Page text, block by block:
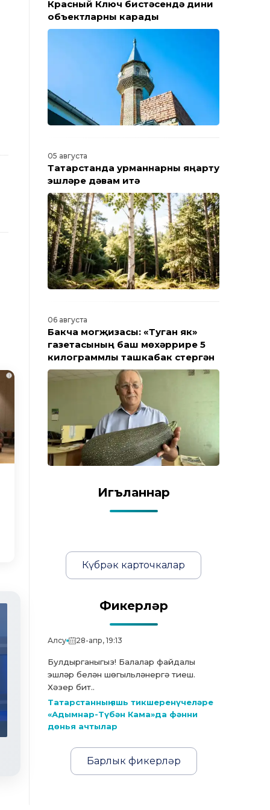
i
Яңалыклар. Эфир 31.07.2026
Красный Ключ бистәсендә дини
объектларны карады
05 августа
Татарстанда урманнарны яңарту
эшләре дәвам итә
06 августа
Бакча могҗизасы: «Туган як»
газетасының баш мөхәррире 5
килограммлы ташкабак үстергән
Игъланнар
Күбрәк карточкалар
Фикерләр
Алсу 28-апр, 19:13
Булдырганыгыз! Балалар файдалы
эшләр белән шөгыльләнергә тиеш.
Хәзер бит..
Татарстанның яшь тикшеренүчеләре
«Адымнар-Түбән Кама»да фәнни
дөнья ачтылар
Барлык фикерләр